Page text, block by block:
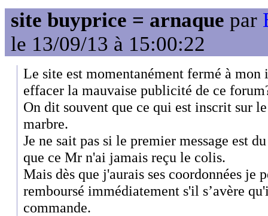
site buyprice = arnaque par
le 13/09/13 à 15:00:22
Le site est momentanément fermé à
effacer la mauvaise publicité de ce
On dit souvent que ce qui est inscrit sur
marbre.
Je ne sait pas si le premier message est
que ce Mr n'ai jamais reçu le colis.
Mais dès que j'aurais ses coordonnées je
remboursé immédiatement s'il s’avère
commande.